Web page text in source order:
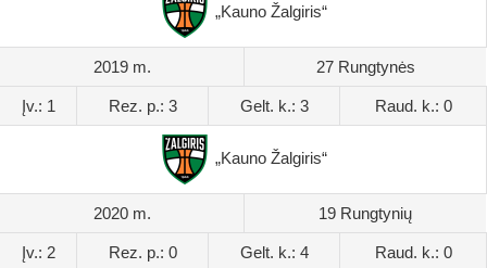
„Kauno Žalgiris“
2019 m. 27 Rungtynės
Įv.: 1 Rez. p.: 3 Gelt. k.: 3 Raud. k.: 0
„Kauno Žalgiris“
2020 m. 19 Rungtynių
Įv.: 2 Rez. p.: 0 Gelt. k.: 4 Raud. k.: 0